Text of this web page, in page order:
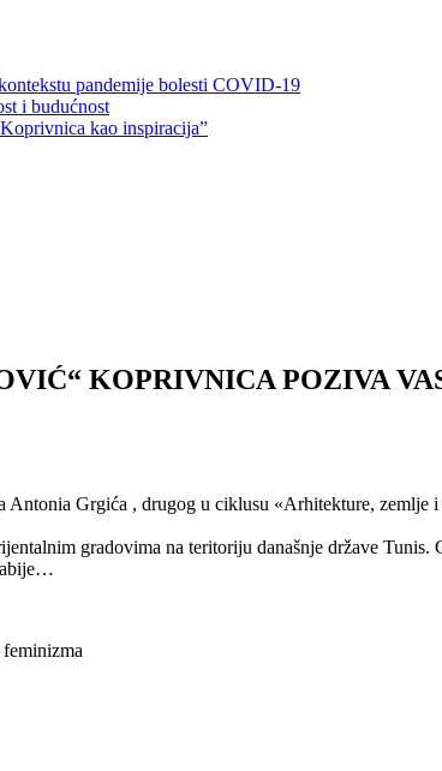
pandemije bolesti COVID-19
i budućnost
kao inspiracija”
KOPRIVNICA POZIVA
Antonia Grgića , drugog u ciklusu «Arhitekture,
gradovima na teritoriju današnje države